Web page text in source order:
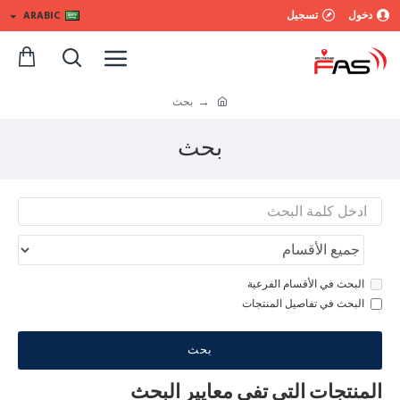
دخول تسجيل ARABIC
بحث
بحث
البحث في الأقسام الفرعية
البحث في تفاصيل المنتجات
بحث
المنتجات التي تفي معايير البحث